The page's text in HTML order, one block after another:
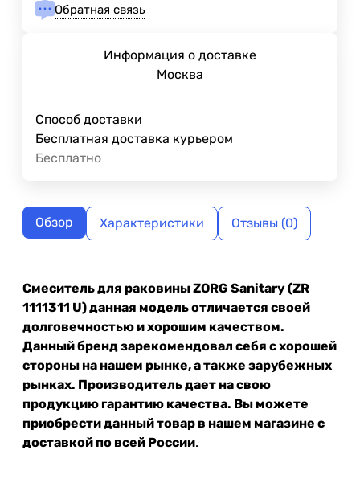
Обратная связь
Информация о доставке
Москва
Способ доставки
Бесплатная доставка курьером
Бесплатно
Обзор Характеристики Отзывы (0)
Смеситель для раковины ZORG Sanitary (ZR
1111311 U) данная модель отличается своей
долговечностью и хорошим качеством.
Данный бренд зарекомендовал себя с хорошей
стороны на нашем рынке, а также зарубежных
рынках. Производитель дает на свою
продукцию гарантию качества. Вы можете
приобрести данный товар в нашем магазине с
доставкой по всей России.